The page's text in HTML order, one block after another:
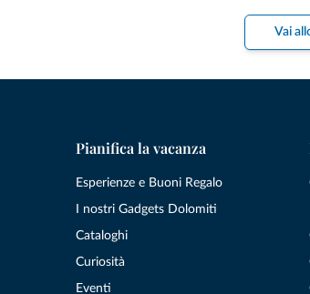
Vai
Pianifica la vacanza
Esperienze e Buoni Regalo
I nostri Gadgets Dolomiti
Cataloghi
Curiosità
Eventi